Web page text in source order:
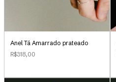
Anel Tá Amarrado prateado
R$318,00